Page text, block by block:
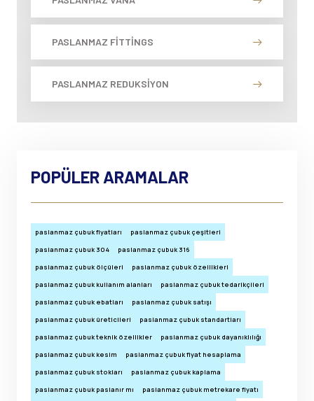
PASLANMAZ FITTINGS
PASLANMAZ REDUKSIYON
POPÜLER ARAMALAR
paslanmaz çubuk fiyatları
paslanmaz çubuk çeşitleri
paslanmaz çubuk 304
paslanmaz çubuk 316
paslanmaz çubuk ölçüleri
paslanmaz çubuk özellikleri
paslanmaz çubuk kullanım alanları
paslanmaz çubuk tedarikçileri
paslanmaz çubuk ebatları
paslanmaz çubuk satışı
paslanmaz çubuk üreticileri
paslanmaz çubuk standartları
paslanmaz çubuk teknik özellikler
paslanmaz çubuk dayanıklılığı
paslanmaz çubuk kesim
paslanmaz çubuk fiyat hesaplama
paslanmaz çubuk stokları
paslanmaz çubuk kaplama
paslanmaz çubuk paslanır mı
paslanmaz çubuk metrekare fiyatı